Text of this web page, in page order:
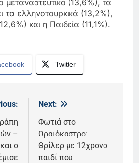
μεταναστευτικό (13,6%), τα
τα ελληνοτουρκικά (13,2%),
και η Παιδεία (11,1%).
Twitter
–
ο
Next:
Φωτιά στο
Ωραιόκαστρο:
Θρίλερ με 12χρονο
παιδί που